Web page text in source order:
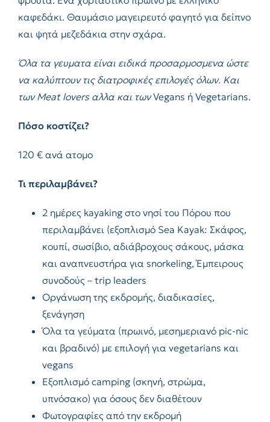
καφεδάκι. Θαυμάσιο μαγειρευτό φαγητό για δείπνο
και ψητά μεζεδάκια στην σχάρα.
Όλα τα γευματα είναι ειδικά προσαρμοσμενα ώστε
να καλύπτουν τις διατροφικές επιλογές όλων. Και
των Meat loversαλλα και τωνVegans ή Vegetarians.
Πόσο κοστίζει?
120 € ανά ατομο
Τι περιλαμβάνει?
2 ημέρες kayaking στο νησί του Πόρου που
περιλαμβάνει (εξοπλισμό Sea Kayak: Σκάφος,
κουπί, σωσίβιο, αδιάβροχους σάκους, μάσκα
και αναπνευστήρα για snorkeling, Έμπειρους
συνοδούς – trip leaders
Οργάνωση της εκδρομής, διαδικασίες,
ξενάγηση
Όλα τα γεύματα (πρωινό, μεσημεριανό pic-nic
και βραδινό) με επιλογή για vegetarians και
vegans
Εξοπλισμό camping (σκηνή, στρώμα,
υπνόσακο) για όσους δεν διαθέτουν
Φωτογραφίες από την εκδρομή